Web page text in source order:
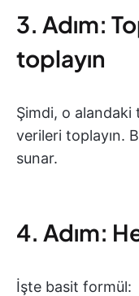
3. Adım:
toplayın
Şimdi, o alandaki
verileri toplayın.
sunar.
4. Adım:
İşte basit formül: